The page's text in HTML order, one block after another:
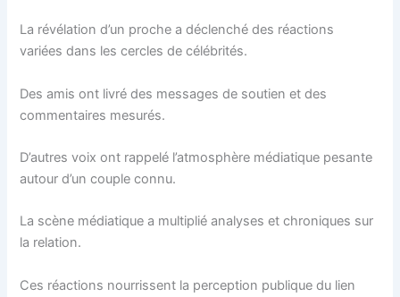
La révélation d’un proche a déclenché des réactions
variées dans les cercles de célébrités.
Des amis ont livré des messages de soutien et des
commentaires mesurés.
D’autres voix ont rappelé l’atmosphère médiatique pesante
autour d’un couple connu.
La scène médiatique a multiplié analyses et chroniques sur
la relation.
Ces réactions nourrissent la perception publique du lien